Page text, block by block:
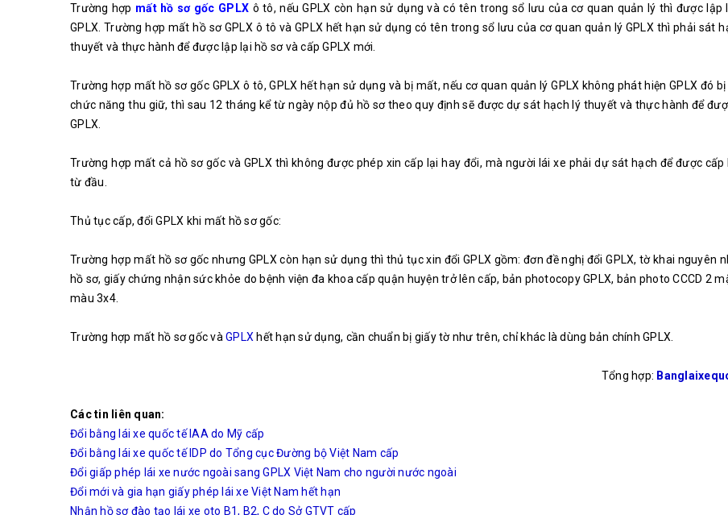
Trường hợp mất hồ sơ gốc GPLX ô tô, nếu GPLX còn hạn sử dụng và có tên trong sổ lưu của cơ quan quản lý thì được lập
GPLX. Trường hợp mất hồ sơ GPLX ô tô và GPLX hết hạn sử dụng có tên trong sổ lưu của cơ quan quản lý GPLX thì phải sát
thuyết và thực hành để được lập lại hồ sơ và cấp GPLX mới.
Trường hợp mất hồ sơ gốc GPLX ô tô, GPLX hết hạn sử dụng và bị mất, nếu cơ quan quản lý GPLX không phát hiện GPLX đó
chức năng thu giữ, thì sau 12 tháng kể từ ngày nộp đủ hồ sơ theo quy định sẽ được dự sát hạch lý thuyết và thực hành để
GPLX.
Trường hợp mất cả hồ sơ gốc và GPLX thì không được phép xin cấp lại hay đổi, mà người lái xe phải dự sát hạch để được cấp
từ đầu.
Thủ tục cấp, đổi GPLX khi mất hồ sơ gốc:
Trường hợp mất hồ sơ gốc nhưng GPLX còn hạn sử dụng thì thủ tục xin đổi GPLX gồm: đơn đề nghị đổi GPLX, tờ khai nguyên
hồ sơ, giấy chứng nhận sức khỏe do bệnh viện đa khoa cấp quận huyện trở lên cấp, bản photocopy GPLX, bản photo CCCD 2
màu 3x4.
Trường hợp mất hồ sơ gốc và GPLX hết hạn sử dụng, cần chuẩn bị giấy tờ như trên, chỉ khác là dùng bản chính GPLX.
Tổng hợp:
Các tin liên quan:
Đổi bằng lái xe quốc tế IAA do Mỹ cấp
Đổi bằng lái xe quốc tế IDP do Tổng cục Đường bộ Việt Nam cấp
Đổi giấp phép lái xe nước ngoài sang GPLX Việt Nam cho người nước ngoài
Đổi mới và gia hạn giấy phép lái xe Việt Nam hết hạn
Nhận hồ sơ đào tạo lái xe oto B1, B2, C do Sở GTVT cấp